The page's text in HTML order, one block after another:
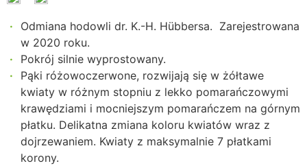
Odmiana hodowli dr. K.-H. Hübbersa. Zarejestrowana
w 2020 roku.
Pokrój silnie wyprostowany.
Pąki różowoczerwone, rozwijają się w żółtawe
kwiaty w różnym stopniu z lekko pomarańczowymi
krawędziami i mocniejszym pomarańczem na górnym
płatku. Delikatna zmiana koloru kwiatów wraz z
dojrzewaniem. Kwiaty z maksymalnie 7 płatkami
korony.